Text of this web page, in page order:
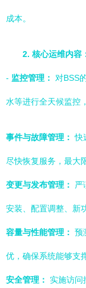
成本。
2. 核心运维内容
- 监控管理： 对BSS
水等进行全天候监控
事件与故障管理： 快
尽快恢复服务，最大
变更与发布管理： 严
安装、配置调整、新
容量与性能管理： 预
优，确保系统能够支
安全管理： 实施访问